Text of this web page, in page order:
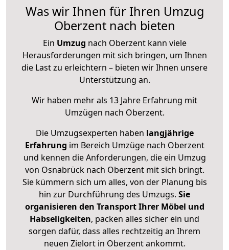
Was wir Ihnen für Ihren Umzug
Oberzent nach bieten
Ein Umzug nach Oberzent kann viele
Herausforderungen mit sich bringen, um Ihnen
die Last zu erleichtern – bieten wir Ihnen unsere
Unterstützung an.
Wir haben mehr als 13 Jahre Erfahrung mit
Umzügen nach Oberzent.
Die Umzugsexperten haben langjährige
Erfahrung im Bereich Umzüge nach Oberzent
und kennen die Anforderungen, die ein Umzug
von Osnabrück nach Oberzent mit sich bringt.
Sie kümmern sich um alles, von der Planung bis
hin zur Durchführung des Umzugs. Sie
organisieren den Transport Ihrer Möbel und
Habseligkeiten, packen alles sicher ein und
sorgen dafür, dass alles rechtzeitig an Ihrem
neuen Zielort in Oberzent ankommt.